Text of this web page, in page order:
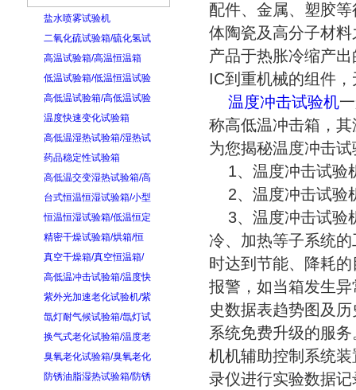
盐水喷雾试验机
二氧化硫试验箱/硫化氢试
高温试验箱/高温恒温箱
低温试验箱/低温恒温试验
高低温试验箱/高低温试验
温度快速变化试验箱
高低温湿热试验箱/湿热试
药品稳定性试验箱
高低温交变湿热试验箱/高
台式恒温恒湿试验箱/小型
恒温恒湿试验箱/低温恒定
精密干燥试验箱/烘箱/恒
真空干燥箱/真空恒温箱/
高低温冲击试验箱/温度快
紫外光加速老化试验机/紫
氙灯耐气候试验箱/氙灯试
换气式老化试验箱/温度老
臭氧老化试验箱/臭氧老化
防锈油脂湿热试验箱/防锈
配件、金属、塑胶
体陶瓷及高分子材
产品于热胀冷缩产
IC到重机械的组件
温度冲击试验机
称高低温冲击箱，
为您揭秘温度冲击
1、温度冲击试验
2、温度冲击试验
3、温度冲击试验
冷、加热等子系统
时达到节能、降耗
报警，如当箱发生
史数据表趋势图及
系统免费升级的服
机机辅助控制系统
录仪进行实验数据记